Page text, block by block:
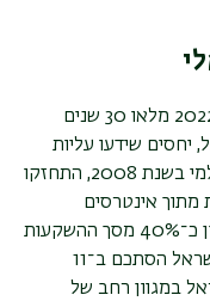
לכלכלת סין יש קשר גם לישראל. בינואר 2022 מלאו 30 שנים
יחסים שידעו עליות
ומורדות. לאחר פרוץ המשבר הכלכלי העולמי בשנת 2008, התחזקו
מתוך אינטרסים
משותפים. בשנת 2015 היוו ההשקעות מסין כ־40% מסך ההשקעות
ישראל הסתכם ב־11
במגוון רחב של